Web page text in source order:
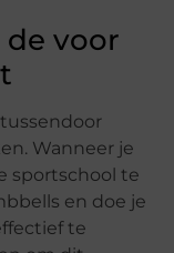
voor
Wanneer je
sportschool te
en doe je
te